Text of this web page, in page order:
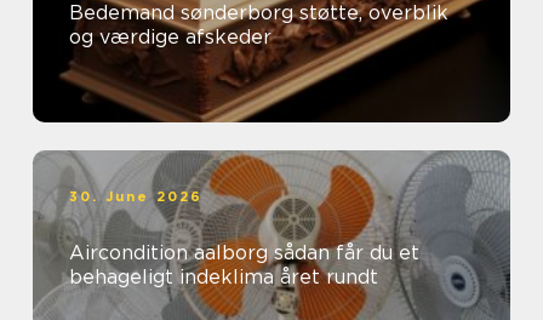
Bedemand sønderborg støtte, overblik
og værdige afskeder
30. June 2026
Aircondition aalborg sådan får du et
behageligt indeklima året rundt